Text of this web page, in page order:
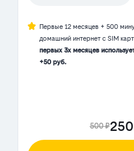
Первые 12 месяцев + 500
домашний интернет с SIM
первых 3х месяцев
+50 руб.
500 ₽